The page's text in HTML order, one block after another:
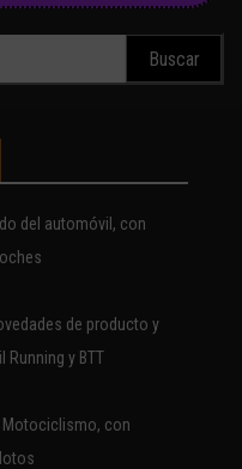
del automóvil, con
de producto y
Running y BTT
Motociclismo, con